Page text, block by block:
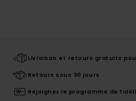
Livraison et retours gratuits
Retours sous 30 jours
Rejoignez le programme de